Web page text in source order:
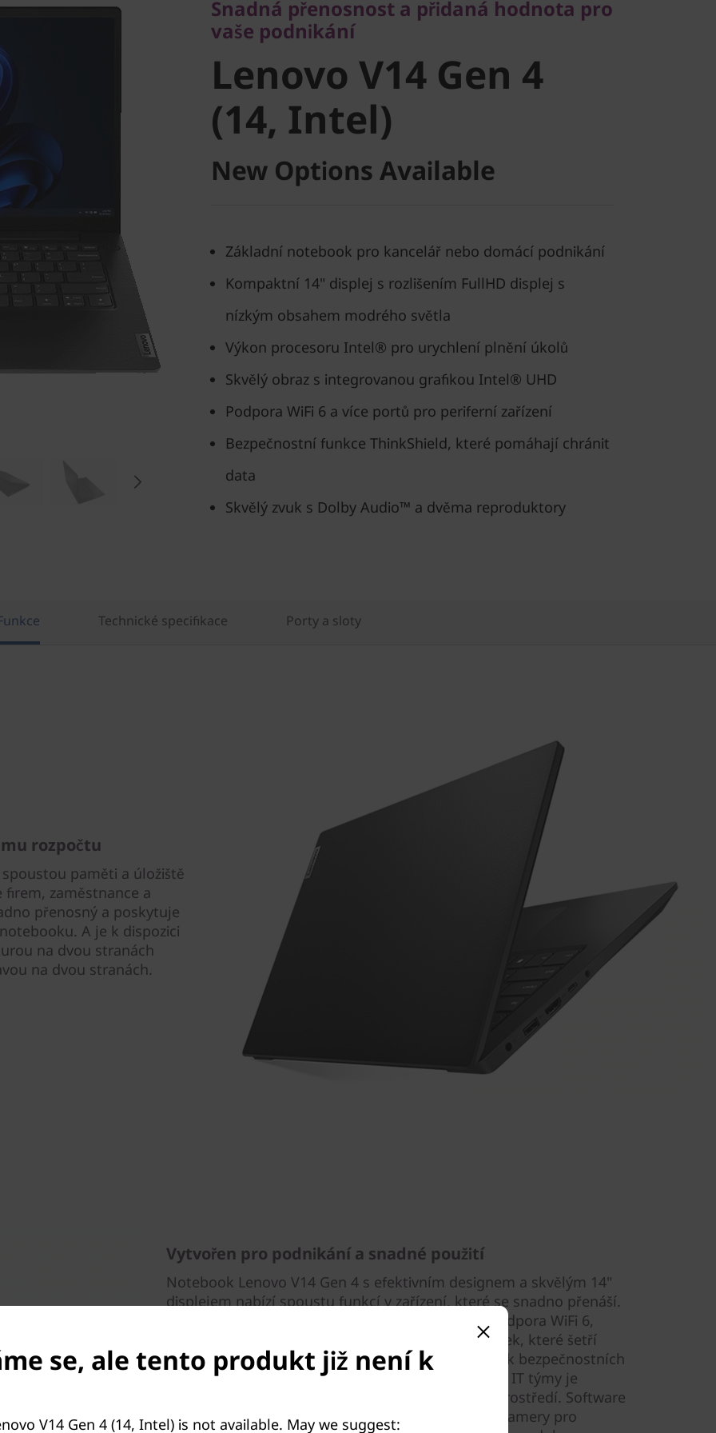
Lenovo V14 Gen 4
(14, Intel)
Snadná přenosnost a přidaná hodnota pro
vaše podnikání
Lenovo V14 Gen 4
(14, Intel)
New Options Available
Základní notebook pro kancelář nebo domácí podnikání
Kompaktní 14" displej s rozlišením FullHD displej s
nízkým obsahem modrého světla
Výkon procesoru Intel® pro urychlení plnění úkolů
Skvělý obraz s integrovanou grafikou Intel® UHD
Podpora WiFi 6 a více portů pro periferní zařízení
Bezpečnostní funkce ThinkShield, které pomáhají chránit
data
Skvělý zvuk s Dolby Audio™ a dvěma reproduktory
Technické specifikace Porty a sloty
rozpočtu
paměti a úložiště
zaměstnance a
přenosný a poskytuje
A je k dispozici
na dvou stranách
na dvou stranách.
Vytvořen pro podnikání a snadné použití
Notebook Lenovo V14 Gen 4 s efektivním designem a skvělým 14"
displejem nabízí spoustu funkcí v zařízení, které se snadno přenáší.
Je vytvořen pro snadné připojení – k dispozici je podpora WiFi 6,
plně funkční port USB-C a výběr klávesových zkratek, které šetří
čas, včetně jedné pro Lenovo SMB Services. Několik bezpečnostních
funkcí ThinkShield pomáhá chránit vaše data a pro IT týmy je
snadné nasadit a spravovat zařízení ve firemním prostředí. Software
Lenovo Smart Appearance navíc vylepšuje efekty kamery pro
se, ale tento produkt již není k
V14 Gen 4 (14, Intel) is not available. May we suggest: